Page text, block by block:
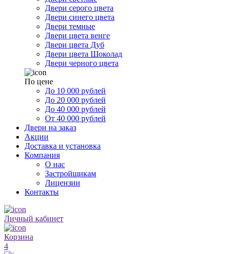
Двери серого цвета
Двери синего цвета
Двери темные
Двери цвета венге
Двери цвета Дуб
Двери цвета Шоколад
Двери черного цвета
По цене
До 10 000 рублей
До 20 000 рублей
До 40 000 рублей
От 40 000 рублей
Двери на заказ
Акции
Доставка и установка
Компания
О нас
Застройщикам
Лицензии
Контакты
Личный кабинет
Корзина
4